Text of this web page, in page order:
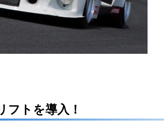
フトを導入！